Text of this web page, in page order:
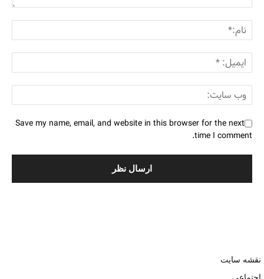
Save my name, email, and website in this browser for the next
time I comment.
نقشه سایت